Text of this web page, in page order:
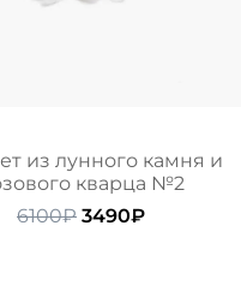
из лунного камня и
кварца №2
6100₽ Первоначальная
3490₽Текущая